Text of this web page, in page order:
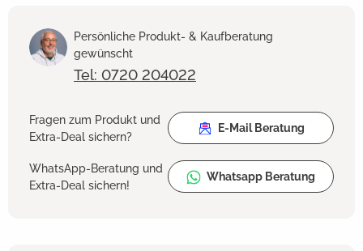
Persönliche Produkt- & Kaufberatung
gewünscht
Tel: 0720 204022
Fragen zum Produkt und
Extra-Deal sichern?
E-Mail Beratung
WhatsApp-Beratung und
Extra-Deal sichern!
Whatsapp Beratung